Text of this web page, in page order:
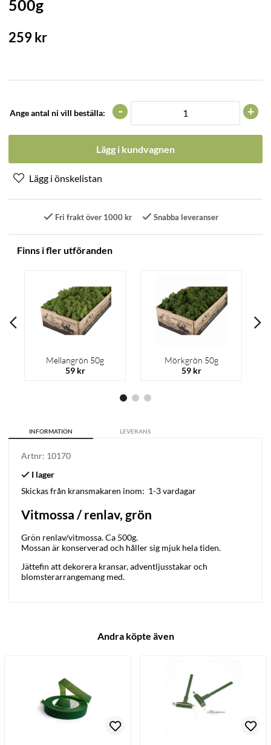
500g
259kr
Ange antal ni vill beställa: +
-
Lägg i kundvagnen
Fri frakt över 1000 kr Snabba leveranser
Finns i fler utföranden
Mellangrön 50g
59 kr
Mörkgrön 50g
59 kr
INFORMATION LEVERANS
Artnr: 10170
Skickas från kransmakaren inom: 1-3 vardagar
Vitmossa / renlav, grön
Grön renlav/vitmossa. Ca 500g.
Mossan är konserverad och håller sig mjuk hela tiden.
Jättefin att dekorera kransar, adventljusstakar och
blomsterarrangemang med.
Andra köpte även